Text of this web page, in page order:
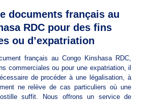
documents français au
RDC pour des fins
ou d’expatriation
français au Congo Kinshasa RDC,
commerciales ou pour une expatriation, il
de procéder à une légalisation, à
ne relève de cas particuliers où une
suffit. Nous offrons un service de